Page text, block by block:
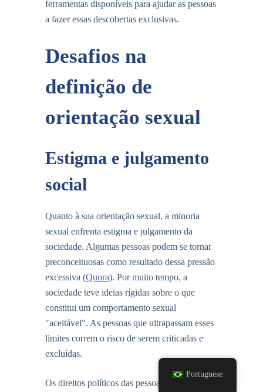
ferramentas disponíveis para ajudar as pessoas
a fazer essas descobertas exclusivas.
Desafios na
definição de
orientação sexual
Estigma e julgamento
social
Quanto à sua orientação sexual, a minoria
sexual enfrenta estigma e julgamento da
sociedade. Algumas pessoas podem se tornar
preconceituosas como resultado dessa pressão
excessiva (Quora). Por muito tempo, a
sociedade teve ideias rígidas sobre o que
constitui um comportamento sexual
"aceitável". As pessoas que ultrapassam esses
limites correm o risco de serem criticadas e
excluídas.
Os direitos políticos das pessoas LGBT, que
Portuguese